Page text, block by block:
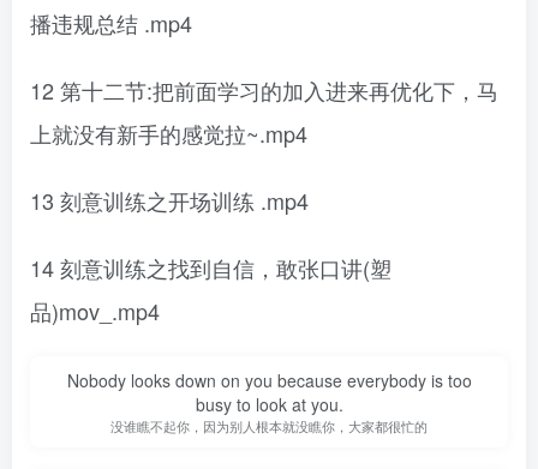
播违规总结 .mp4
12 第十二节:把前面学习的加入进来再优化下，马
上就没有新手的感觉拉~.mp4
13 刻意训练之开场训练 .mp4
14 刻意训练之找到自信，敢张口讲(塑
品)mov_.mp4
Nobody looks down on you because everybody is too
busy to look at you.
没谁瞧不起你，因为别人根本就没瞧你，大家都很忙的